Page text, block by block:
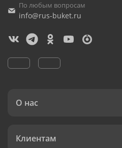
По любым вопросам
info@rus-buket.ru
О нас
Клиентам